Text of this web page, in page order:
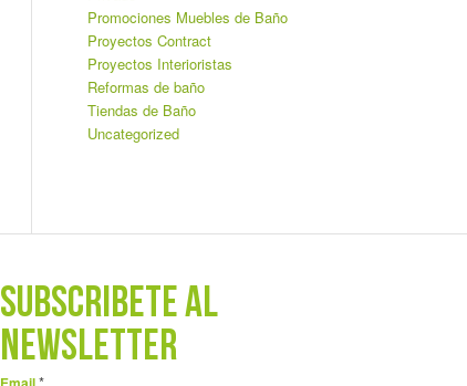
Promociones Muebles de Baño
Proyectos Contract
Proyectos Interioristas
Reformas de baño
Tiendas de Baño
Uncategorized
SUBSCRÍBETE AL
NEWSLETTER
*